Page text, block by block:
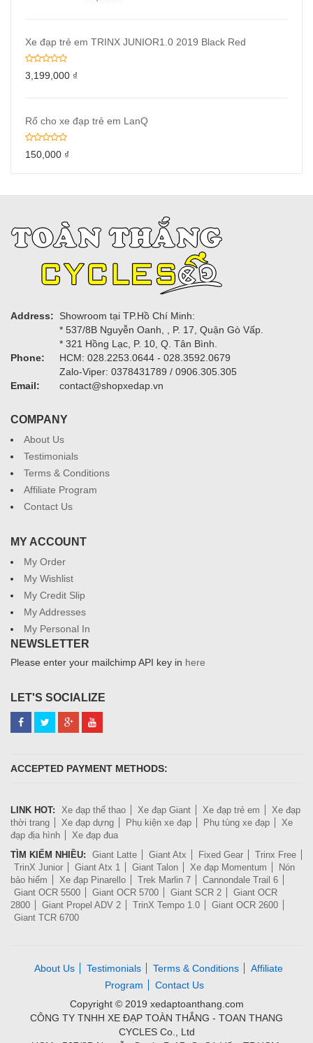
Xe đạp trẻ em TRINX JUNIOR1.0 2019 Black Red
3,199,000 ₫
Rổ cho xe đạp trẻ em LanQ
150,000 ₫
Address:
Showroom tại TP.Hồ Chí Minh:
* 537/8B Nguyễn Oanh, , P. 17, Quận Gò Vấp.
* 321 Hồng Lạc, P. 10, Q. Tân Bình.
Phone:
HCM: 028.2253.0644 - 028.3592.0679
Zalo-Viper: 0378431789 / 0906.305.305
Email:
contact@shopxedap.vn
COMPANY
About Us
Testimonials
Terms & Conditions
Affiliate Program
Contact Us
MY ACCOUNT
My Order
My Wishlist
My Credit Slip
My Addresses
My Personal In
NEWSLETTER
Please enter your mailchimp API key in here
LET'S SOCIALIZE
ACCEPTED PAYMENT METHODS:
LINK HOT: Xe đạp thể thao Xe đạp Giant Xe đạp trẻ em
Xe đạp
thời trang
Xe đạp dựng Phụ kiện xe đạp Phụ tùng xe đạp
Xe
đạp địa hình
Xe đạp đua
TÌM KIẾM NHIỀU:
Giant Latte Giant Atx Fixed Gear
Trinx Free
TrinX Junior
Giant Atx 1 Giant Talon Xe đạp Momentum
Nón
bảo hiểm
Xe đạp Pinarello Trek Marlin 7
Cannondale Trail 6
Giant OCR 5500
Giant OCR 5700 Giant SCR 2
Giant OCR
2800
Giant Propel ADV 2 TrinX Tempo 1.0
Giant OCR 2600
Giant TCR 6700
About Us Testimonials Terms & Conditions
Affiliate
Program
Contact Us
Copyright © 2019 xedaptoanthang.com
CÔNG TY TNHH XE ĐẠP TOÀN THẮNG - TOAN THANG
CYCLES Co., Ltd